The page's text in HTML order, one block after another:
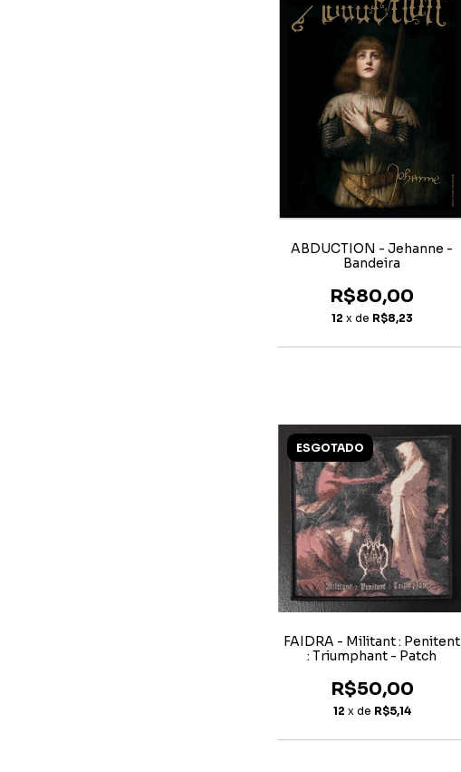
ABDUCTION - Jehanne -
Bandeira
R$80,00
12 x de R$8,23
ESGOTADO
FAIDRA - Militant : Penitent
: Triumphant - Patch
R$50,00
12 x de R$5,14